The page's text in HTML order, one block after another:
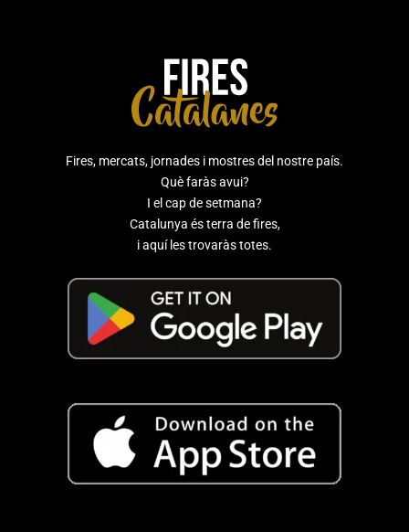
Fires, mercats, jornades i mostres del nostre país.
Què faràs avui?
I el cap de setmana?
Catalunya és terra de fires,
i aquí les trovaràs totes.